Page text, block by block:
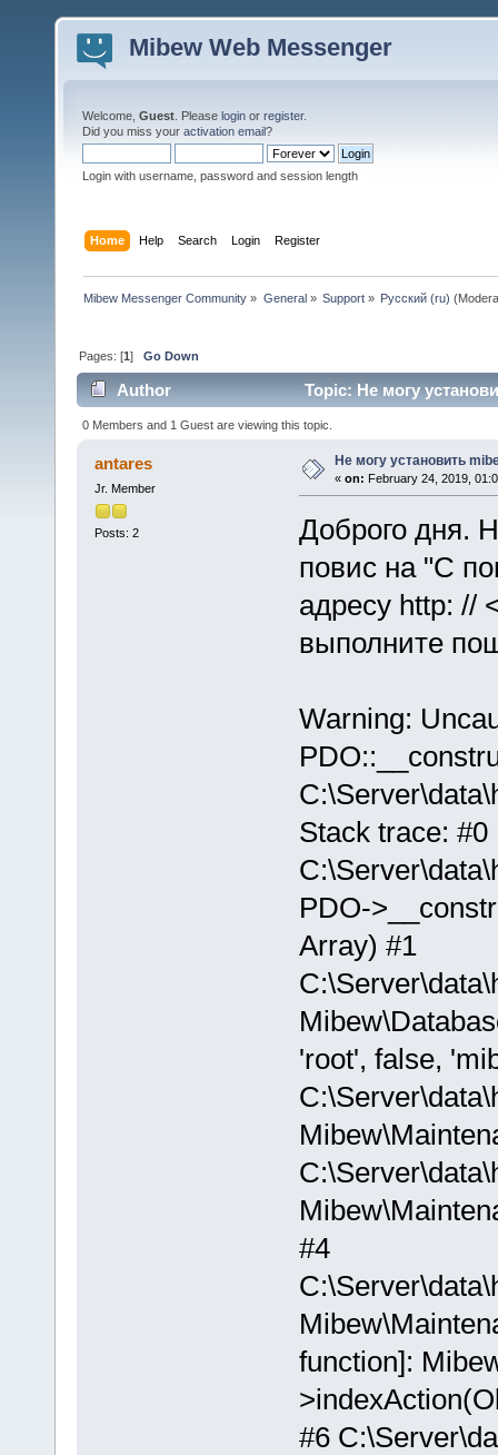
Mibew Web Messenger
Welcome, Guest . Please login or register.
Did you miss your activation email?
Login with username, password and session length
Home Help Search Login Register
Mibew Messenger Community » General» Support» Русский (ru)
Pages: [1]Go Down
Author Topic: Не могу
0 Members and 1 Guest are viewing this topic.
antares
Jr. Member
Posts: 2
Не могу установить
« on: February 24, 2019,
Доброго дня.
повис на "С
адресу http: //
выполните
Warning:
Stack trace: #0
PDO-
Array) #1
'root', false,
#4
function]:
#6